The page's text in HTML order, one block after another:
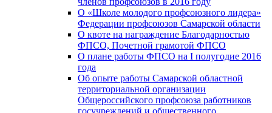
О «Школе молодого профсоюзного лидера»
Федерации профсоюзов Самарской области
О квоте на награждение Благодарностью
ФПСО, Почетной грамотой ФПСО
О плане работы ФПСО на I полугодие 2016
года
Об опыте работы Самарской областной
территориальной организации
Общероссийского профсоюза работников
госучреждений и общественного